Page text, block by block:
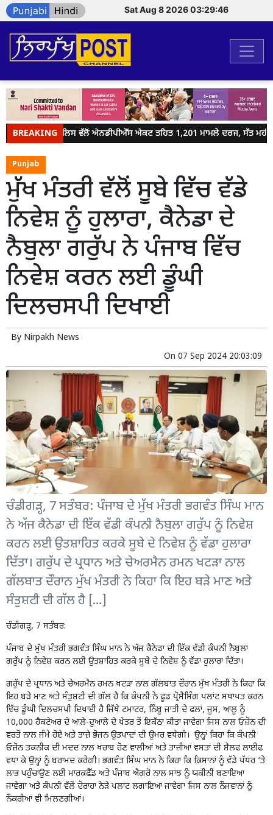
Sat Aug 8 2026 03:29:46
BREAKING
ਜਲੰਧਰ ਪੁਲਿਸ ਵੱਲੋਂ ਐਨਡੀਪੀਐੱਸ ਐਕਟ ਤਹਿਤ 1,201 ਮਾਮਲੇ ਦਰਜ, ਸੱਤ
Punjab
ਮੁੱਖ ਮੰਤਰੀ ਵੱਲੋਂ ਸੂਬੇ ਵਿੱਚ ਵੱਡੇ
ਨਿਵੇਸ਼ ਨੂੰ ਹੁਲਾਰਾ, ਕੈਨੇਡਾ ਦੇ
ਨੈਬੁਲਾ ਗਰੁੱਪ ਨੇ ਪੰਜਾਬ ਵਿੱਚ
ਨਿਵੇਸ਼ ਕਰਨ ਲਈ ਡੂੰਘੀ
ਦਿਲਚਸਪੀ ਦਿਖਾਈ
By Nirpakh News
On 07 Sep 2024 20:03:09
ਚੰਡੀਗੜ੍ਹ, 7 ਸਤੰਬਰ: ਪੰਜਾਬ ਦੇ ਮੁੱਖ ਮੰਤਰੀ ਭਗਵੰਤ ਸਿੰਘ ਮਾਨ
ਨੇ ਅੱਜ ਕੈਨੇਡਾ ਦੀ ਇੱਕ ਵੱਡੀ ਕੰਪਨੀ ਨੈਬੁਲਾ ਗਰੁੱਪ ਨੂੰ ਨਿਵੇਸ਼
ਕਰਨ ਲਈ ਉਤਸ਼ਾਹਿਤ ਕਰਕੇ ਸੂਬੇ ਦੇ ਨਿਵੇਸ਼ ਨੂੰ ਵੱਡਾ ਹੁਲਾਰਾ
ਦਿੱਤਾ। ਗਰੁੱਪ ਦੇ ਪ੍ਰਧਾਨ ਅਤੇ ਚੇਅਰਮੈਨ ਰਮਨ ਖਟੜਾ ਨਾਲ
ਗੱਲਬਾਤ ਦੌਰਾਨ ਮੁੱਖ ਮੰਤਰੀ ਨੇ ਕਿਹਾ ਕਿ ਇਹ ਬੜੇ ਮਾਣ ਅਤੇ
ਸੰਤੁਸ਼ਟੀ ਦੀ ਗੱਲ ਹੈ […]
ਚੰਡੀਗੜ੍ਹ, 7 ਸਤੰਬਰ:
ਪੰਜਾਬ ਦੇ ਮੁੱਖ ਮੰਤਰੀ ਭਗਵੰਤ ਸਿੰਘ ਮਾਨ ਨੇ ਅੱਜ ਕੈਨੇਡਾ ਦੀ ਇੱਕ ਵੱਡੀ ਕੰਪਨੀ ਨੈਬੁਲਾ
ਗਰੁੱਪ ਨੂੰ ਨਿਵੇਸ਼ ਕਰਨ ਲਈ ਉਤਸ਼ਾਹਿਤ ਕਰਕੇ ਸੂਬੇ ਦੇ ਨਿਵੇਸ਼ ਨੂੰ ਵੱਡਾ ਹੁਲਾਰਾ ਦਿੱਤਾ।
ਗਰੁੱਪ ਦੇ ਪ੍ਰਧਾਨ ਅਤੇ ਚੇਅਰਮੈਨ ਰਮਨ ਖਟੜਾ ਨਾਲ ਗੱਲਬਾਤ ਦੌਰਾਨ ਮੁੱਖ ਮੰਤਰੀ ਨੇ ਕਿਹਾ ਕਿ
ਇਹ ਬੜੇ ਮਾਣ ਅਤੇ ਸੰਤੁਸ਼ਟੀ ਦੀ ਗੱਲ ਹੈ ਕਿ ਕੰਪਨੀ ਨੇ ਫੂਡ ਪ੍ਰੋਸੈਸਿੰਗ ਪਲਾਂਟ ਸਥਾਪਤ ਕਰਨ
ਵਿੱਚ ਡੂੰਘੀ ਦਿਲਚਸਪੀ ਦਿਖਾਈ ਹੈ ਜਿੱਥੇ ਟਮਾਟਰ, ਨਿੰਬੂ ਜਾਤੀ ਦੇ ਫਲਾਂ, ਜੂਸ, ਆਲੂ ਨੂੰ
10,000 ਹੈਕਟੇਅਰ ਦੇ ਆਲੇ-ਦੁਆਲੇ ਦੇ ਖੇਤਰ ਤੋਂ ਇਕੱਠਾ ਕੀਤਾ ਜਾਵੇਗਾ ਜਿਸ ਨਾਲ ਓਜ਼ੋਨ ਦੀ
ਵਰਤੋਂ ਨਾਲ ਜੰਮੇ ਹੋਏ ਅਤੇ ਤਾਜ਼ੇ ਭੋਜਨ ਉਤਪਾਦਾਂ ਦੀ ਉਮਰ ਵਧੇਗੀ। ਉਨ੍ਹਾਂ ਕਿਹਾ ਕਿ ਕੰਪਨੀ
ਓਜ਼ੋਨ ਤਕਨੀਕ ਦੀ ਮਦਦ ਨਾਲ ਖਰਾਬ ਹੋਣ ਵਾਲੀਆਂ ਅਤੇ ਤਾਜ਼ੀਆਂ ਵਸਤਾਂ ਦੀ ਸ਼ੈਲਫ ਲਾਈਫ
ਵਧਾ ਕੇ ਉਨ੍ਹਾਂ ਨੂੰ ਬਰਾਮਦ ਕਰੇਗੀ। ਭਗਵੰਤ ਸਿੰਘ ਮਾਨ ਨੇ ਕਿਹਾ ਕਿ ਕਿਸਾਨਾਂ ਨੂੰ ਵੱਡੇ ਪੱਧਰ ‘ਤੇ
ਲਾਭ ਪਹੁੰਚਾਉਣ ਲਈ ਮਾਰਕਫੈੱਡ ਅਤੇ ਪੰਜਾਬ ਐਗਰੋ ਨਾਲ ਸਾਂਝ ਨੂੰ ਯਕੀਨੀ ਬਣਾਇਆ
ਜਾਵੇਗਾ ਅਤੇ ਕੰਪਨੀ ਵੱਲੋਂ ਦੋਰਾਹਾ ਨੇੜੇ ਪਲਾਂਟ ਲਗਾਇਆ ਜਾਵੇਗਾ ਜਿਸ ਨਾਲ ਨੌਜਵਾਨਾਂ ਨੂੰ
ਨੌਕਰੀਆਂ ਵੀ ਮਿਲਣਗੀਆਂ।